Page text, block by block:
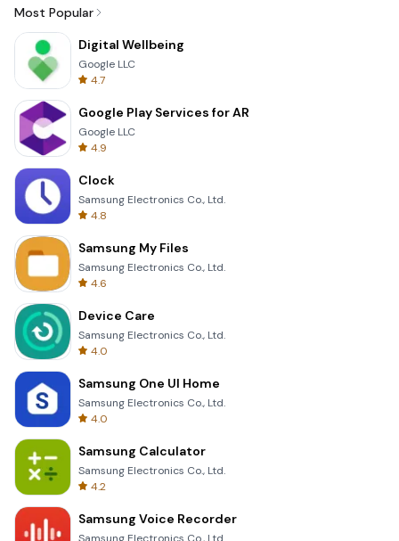
Most Popular
Digital Wellbeing
Google LLC
4.7
Google Play Services for AR
Google LLC
4.9
Clock
Samsung Electronics Co., Ltd.
4.8
Samsung My Files
Samsung Electronics Co., Ltd.
4.6
Device Care
Samsung Electronics Co., Ltd.
4.0
Samsung One UI Home
Samsung Electronics Co., Ltd.
4.0
Samsung Calculator
Samsung Electronics Co., Ltd.
4.2
Samsung Voice Recorder